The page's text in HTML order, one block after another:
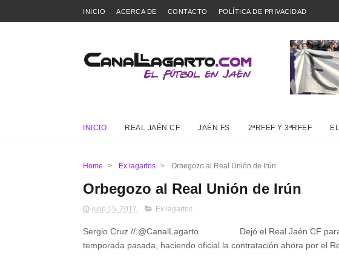
INICIO ACERCA DE CONTACTO POLÍTICA DE PRIVACIDAD
INICIO REAL JAÉN CF JAÉN FS 2ªRFEF Y 3ªRFEF
Home > Ex lagartos > Orbegozo al Real Unión de Irún
Orbegozo al Real Unión de Irún
julio 15, 2017 Ex lagartos
Sergio Cruz // @CanalLagarto Dejó el Real Jaén CF para
temporada pasada, haciendo oficial la contratación ahora por el